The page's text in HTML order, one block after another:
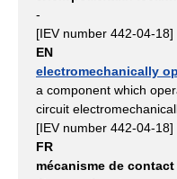
-
[IEV number 442-04-18]
EN
electromechanically
a component which
circuit
[IEV number 442-04-18]
FR
mécanisme de